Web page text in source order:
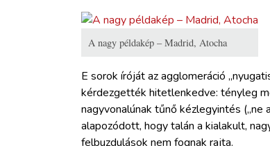
A nagy példakép – Madrid, Atocha
E sorok íróját az agglomeráció
kérdezgették hitetlenkedve: tényleg
nagyvonalúnak tűnő kézlegyintés („ne
alapozódott, hogy talán a kialakult,
felbuzdulások nem fognak rajta.